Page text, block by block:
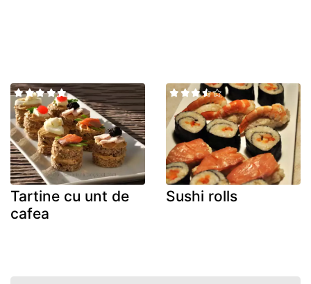
Tartine cu unt de
cafea
Sushi rolls